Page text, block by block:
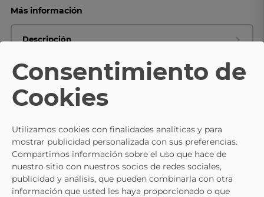
Más información
Descripción
Ficha Técnica
Composición y cuidados
TE PUEDE INTERESAR
- 10%
Consentimiento de
Cookies
Utilizamos cookies con finalidades analíticas y para
mostrar publicidad personalizada con sus preferencias.
Compartimos información sobre el uso que hace de
nuestro sitio con nuestros socios de redes sociales,
publicidad y análisis, que pueden combinarla con otra
información que usted les haya proporcionado o que